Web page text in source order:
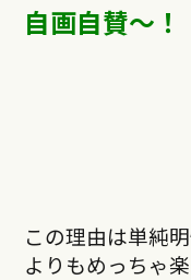
自画自賛〜！
この理由は単純
よりもめっちゃ